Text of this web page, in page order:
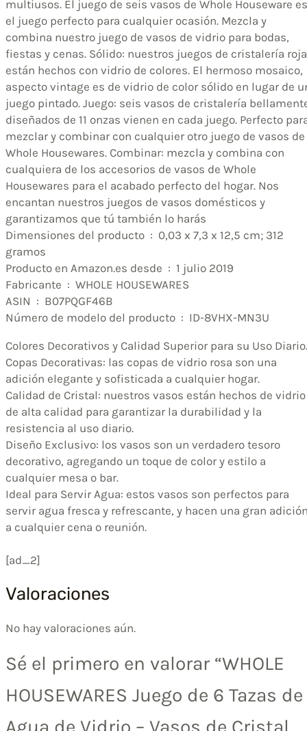
multiusos. El juego de seis vasos de Whole Houseware es
el juego perfecto para cualquier ocasión. Mezcla y
combina nuestro juego de vasos de vidrio para bodas,
fiestas y cenas. Sólido: nuestros juegos de cristalería roja
están hechos con vidrio de colores. El hermoso mosaico,
aspecto vintage es de vidrio de color sólido en lugar de
juego pintado. Juego: seis vasos de cristalería
diseñados de 11 onzas vienen en cada juego. Perfecto
mezclar y combinar con cualquier otro juego de vasos de
Whole Housewares. Combinar: mezcla y combina con
cualquiera de los accesorios de vasos de Whole
Housewares para el acabado perfecto del hogar. Nos
encantan nuestros juegos de vasos domésticos y
garantizamos que tú también lo harás
Dimensiones del producto ‏ : ‎ 0,03 x 7,3 x 12,5 cm; 312
gramos
Producto en Amazon.es desde ‏ : ‎ 1 julio 2019
Fabricante ‏ : ‎ WHOLE HOUSEWARES
ASIN ‏ : ‎ B07PQGF46B
Número de modelo del producto ‏ : ‎ ID-8VHX-MN3U
Colores Decorativos y Calidad Superior para su Uso Diario.
Copas Decorativas: las copas de vidrio rosa son una
adición elegante y sofisticada a cualquier hogar.
Calidad de Cristal: nuestros vasos están hechos de vidrio
de alta calidad para garantizar la durabilidad y la
resistencia al uso diario.
Diseño Exclusivo: los vasos son un verdadero tesoro
decorativo, agregando un toque de color y estilo a
cualquier mesa o bar.
Ideal para Servir Agua: estos vasos son perfectos para
servir agua fresca y refrescante, y hacen una gran
a cualquier cena o reunión.
[ad_2]
Valoraciones
No hay valoraciones aún.
Sé el primero en valorar “WHOLE
HOUSEWARES Juego de 6 Tazas de